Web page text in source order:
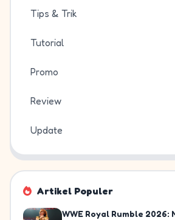
Tips & Trik
Tutorial
Promo
Review
Update
Artikel Populer
WWE Royal Rumble 2026: